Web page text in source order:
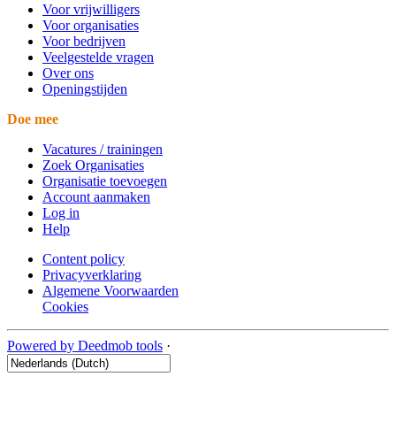
Voor vrijwilligers
Voor organisaties
Voor bedrijven
Veelgestelde vragen
Over ons
Openingstijden
Doe mee
Vacatures / trainingen
Zoek Organisaties
Organisatie toevoegen
Account aanmaken
Log in
Help
Content policy
Privacyverklaring
Algemene Voorwaarden
Cookies
Powered by Deedmob tools ·